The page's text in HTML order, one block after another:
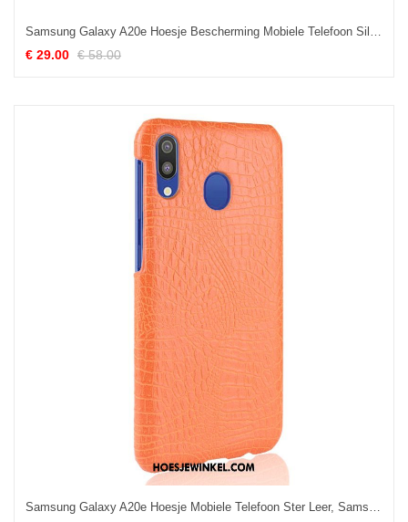
Samsung Galaxy A20e Hoesje Bescherming Mobiele Telefoon Siliconen, Samsung Galaxy A20e Hoesje Clamshell Echt Leer
€ 29.00 € 58.00
Samsung Galaxy A20e Hoesje Mobiele Telefoon Ster Leer, Samsung Galaxy A20e Hoesje Tas Hoes Orange